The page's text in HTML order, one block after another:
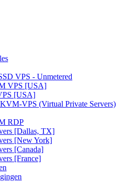
VPS - Unmetered
VPS [USA]
[USA]
VPS (Virtual Private Servers)
RDP
[Dallas, TX]
[New York]
[Canada]
[France]